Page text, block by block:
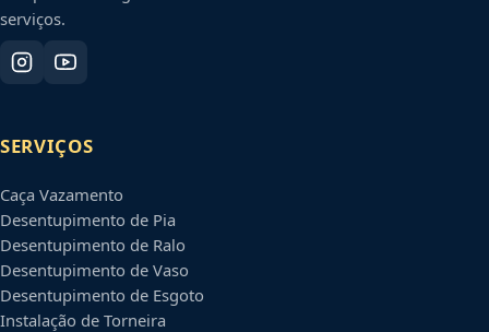
serviços.
SERVIÇOS
Caça Vazamento
Desentupimento de Pia
Desentupimento de Ralo
Desentupimento de Vaso
Desentupimento de Esgoto
Instalação de Torneira